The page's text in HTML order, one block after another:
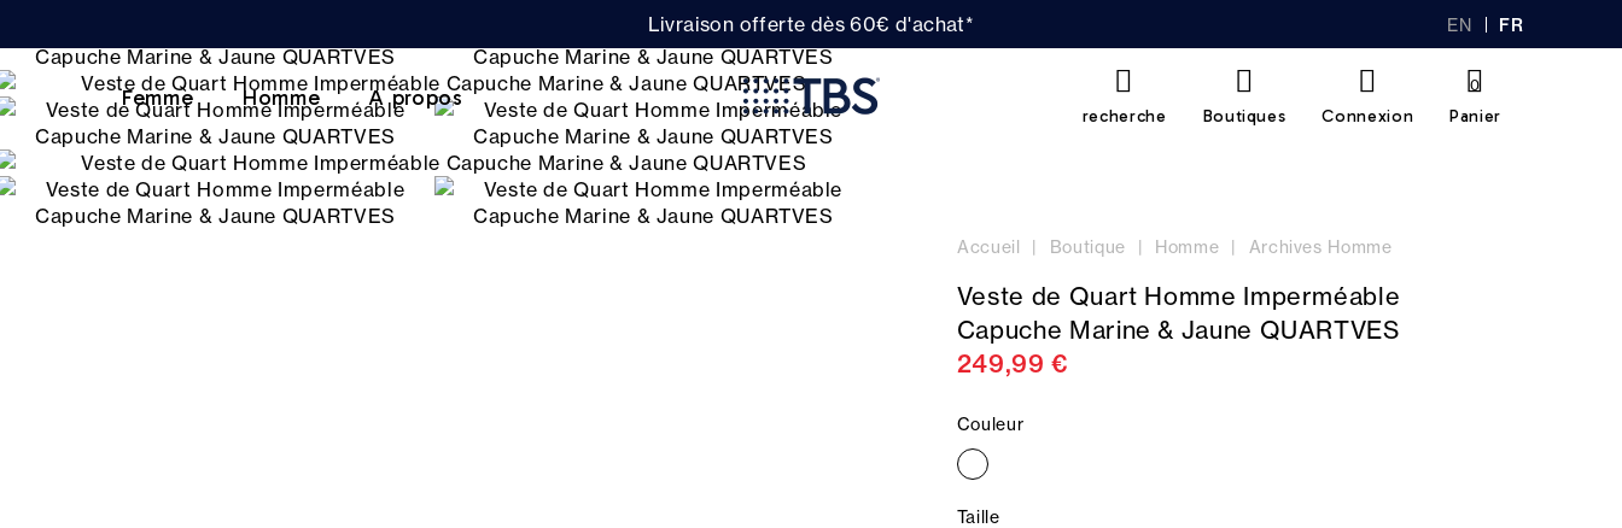
Livraison offerte dès 60€ d'achat* EN FR
Femme Homme A propos
recherche Boutiques Connexion Panier
0
Accueil Boutique Homme Archives Homme
Veste de Quart Homme Imperméable
Capuche Marine & Jaune QUARTVES
249,99 €
Couleur
Taille